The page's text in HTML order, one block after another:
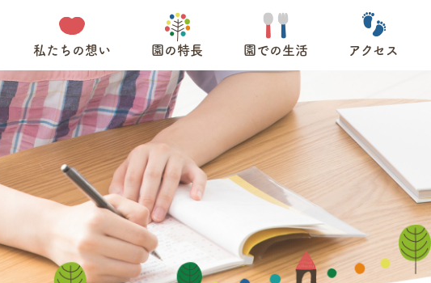
私たちの想い 園の特長 園での生活 アクセス